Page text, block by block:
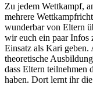
Zu jedem Wettkampf,
mehrere
wunderbar von Eltern
wir euch ein paar Infos
Einsatz als Kari
theoretische
dass Eltern teilnehmen
haben. Dort lernt ihr